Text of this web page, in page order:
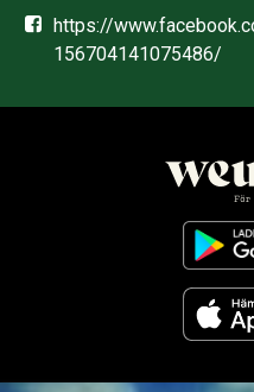
https://
156704141075486/